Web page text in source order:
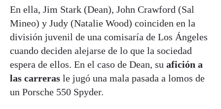
En ella, Jim Stark (Dean), John Crawford (Sal
Mineo) y Judy (Natalie Wood) coinciden en la
división juvenil de una comisaría de Los Ángeles
cuando deciden alejarse de lo que la sociedad
espera de ellos. En el caso de Dean, su afición a
las carreras le jugó una mala pasada a lomos de
un Porsche 550 Spyder.